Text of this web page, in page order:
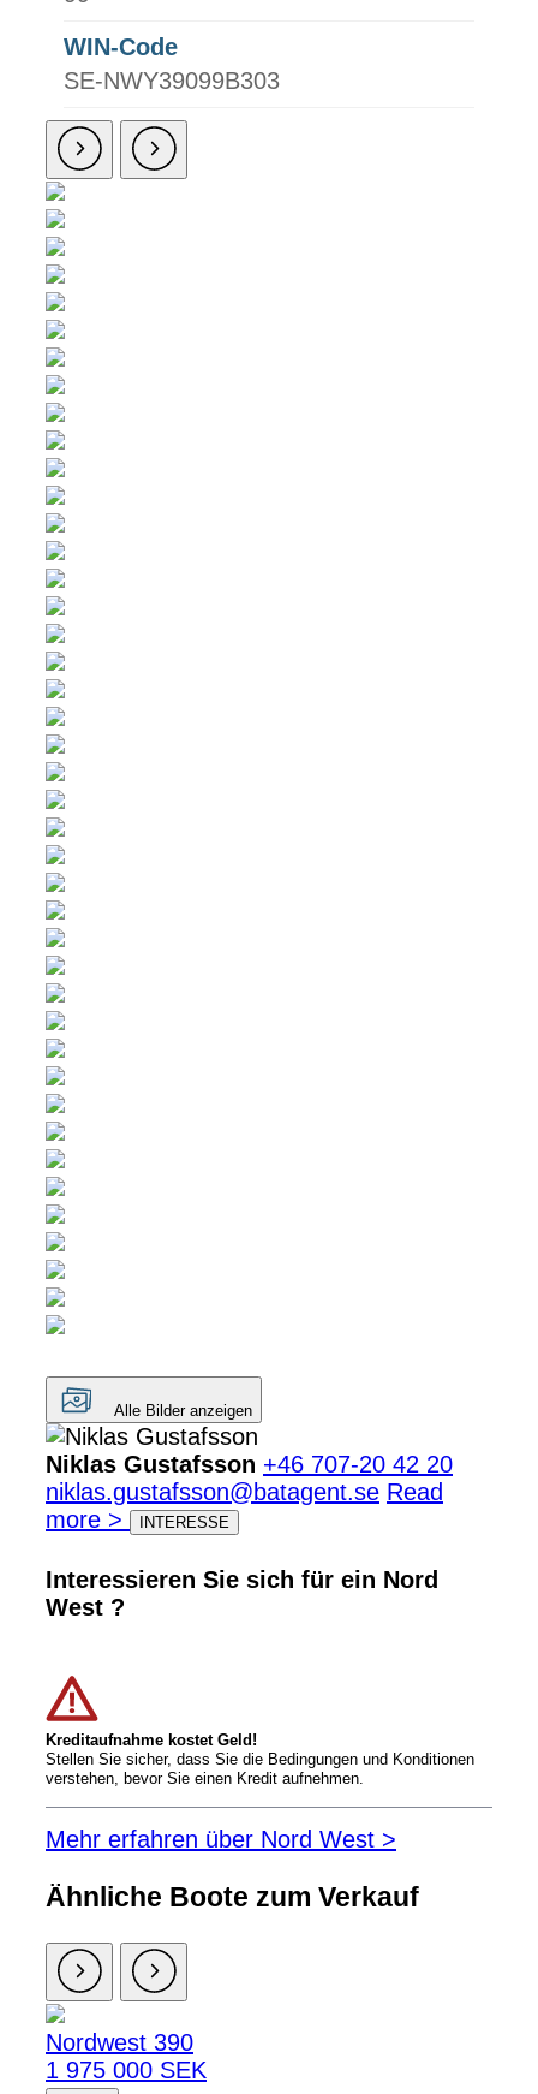
WIN-Code
SE-NWY39099B303
Alle Bilder anzeigen
Niklas Gustafsson +46 707-20 42 20
niklas.gustafsson@batagent.se Read
more >
INTERESSE
Interessieren Sie sich für ein Nord
West ?
Kreditaufnahme kostet Geld!
Stellen Sie sicher, dass Sie die Bedingungen und Konditionen
verstehen, bevor Sie einen Kredit aufnehmen.
Mehr erfahren über Nord West >
Ähnliche Boote zum Verkauf
Nordwest 390
1 975 000 SEK